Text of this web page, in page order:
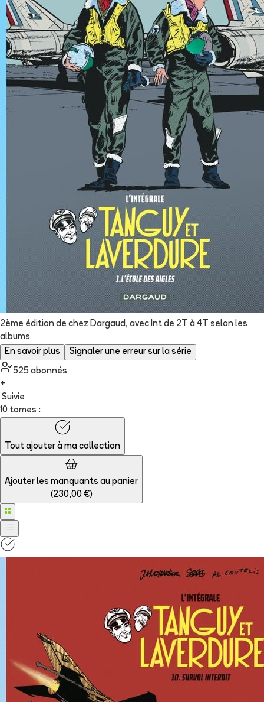
2ème édition de chez Dargaud, avec Int de 2T à 4T selon les
albums
En savoir plus
Signaler une erreur sur la série
525 abonnés
+
Suivie
10 tomes :
Tout ajouter à ma collection
Ajouter les manquants au panier
(230,00 €)